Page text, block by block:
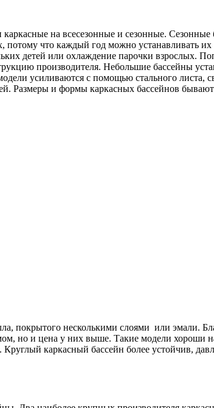
на всесезонные и сезонные.
что каждый год можно устанавливать их
детей или охлаждение парочки взрослых.
производителя. Небольшие бассейны
усиливаются с помощью стального листа,
Размеры и формы каркасных бассейнов
покрытого несколькими слоями или эмали.
но и цена у них выше. Такие модели хороши
каркасный бассейн более устойчив,